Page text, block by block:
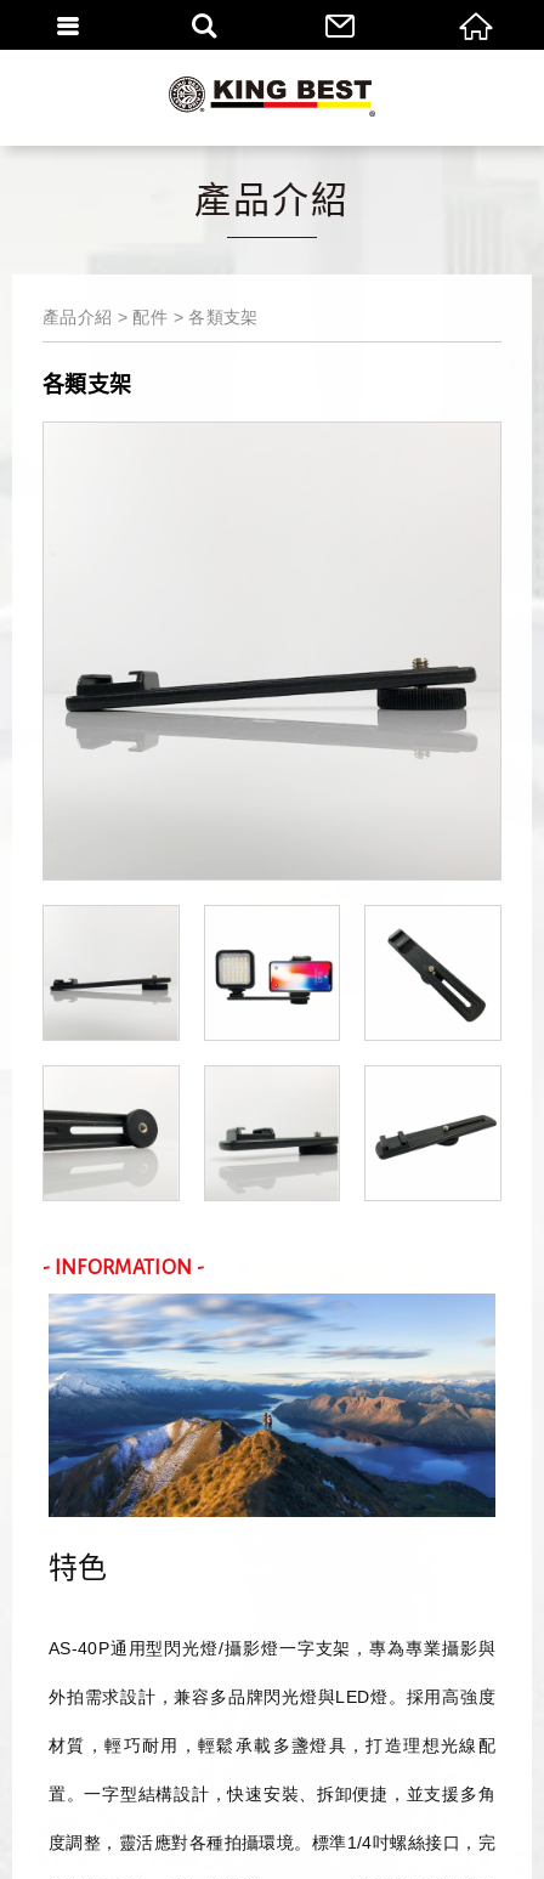
產品介紹
產品介紹 配件 各類支架
各類支架
- INFORMATION -
特色
AS-40P通用型閃光燈/攝影燈一字支架，專為專業攝影與
外拍需求設計，兼容多品牌閃光燈與LED燈。採用高強度
材質，輕巧耐用，輕鬆承載多盞燈具，打造理想光線配
置。一字型結構設計，快速安裝、拆卸便捷，並支援多角
度調整，靈活應對各種拍攝環境。標準1/4吋螺絲接口，完